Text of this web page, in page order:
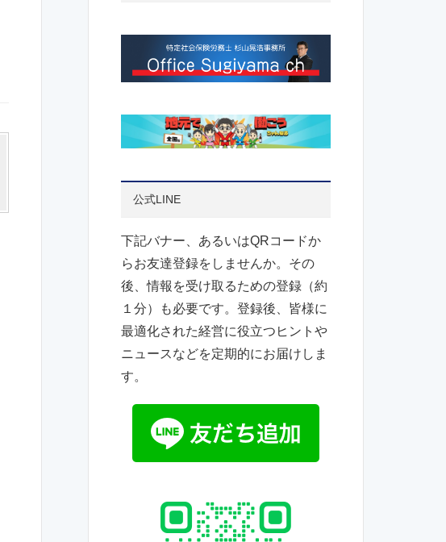
公式LINE
下記バナー、あるいはQRコードか
らお友達登録をしませんか。その
後、情報を受け取るための登録（約
１分）も必要です。登録後、皆様に
最適化された経営に役立つヒントや
ニュースなどを定期的にお届けしま
す。